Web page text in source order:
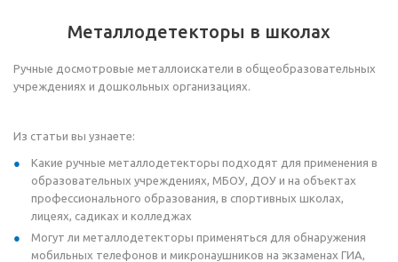
Металлодетекторы в школах
Ручные досмотровые металлоискатели в общеобразовательных
учреждениях и дошкольных организациях.
Из статьи вы узнаете:
Какие ручные металлодетекторы подходят для применения в
образовательных учреждениях, МБОУ, ДОУ и на объектах
профессионального образования, в спортивных школах,
лицеях, садиках и колледжах
Могут ли металлодетекторы применяться для обнаружения
мобильных телефонов и микронаушников на экзаменах ГИА,